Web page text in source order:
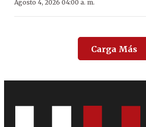
Agosto 4, 2026 04:00 a. m.
Carga Más